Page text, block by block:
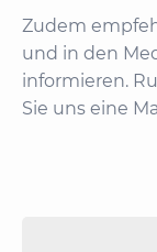
Zudem
und in den
informieren.
Sie uns eine